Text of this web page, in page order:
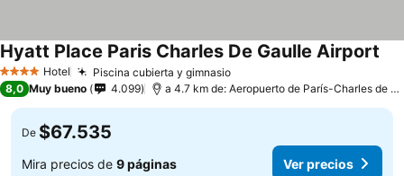
4 EstrellasHotel Piscina cubierta y gimnasio
Hyatt Place Paris Charles De Gaulle Airport
8,0 Muy bueno 4.099 a 4.7 km de: Aeropuerto de París-Charles de Gaulle
De $67.535
Mira precios de 9 páginas Ver precios